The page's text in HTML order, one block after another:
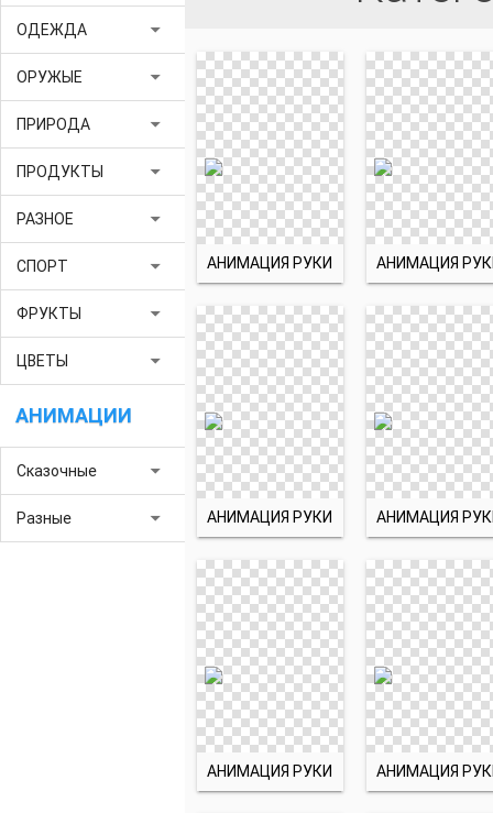
ОДЕЖДА arrow_drop_down
ОРУЖЫЕ arrow_drop_down
ПРИРОДА arrow_drop_down
ПРОДУКТЫ arrow_drop_down
РАЗНОЕ arrow_drop_down
СПОРТ arrow_drop_down
ФРУКТЫ arrow_drop_down
ЦВЕТЫ arrow_drop_down
АНИМАЦИИ
Сказочные arrow_drop_down
Разные arrow_drop_down
АНИМАЦИЯ РУКИ АНИМАЦИЯ
АНИМАЦИЯ РУКИ АНИМАЦИЯ
АНИМАЦИЯ РУКИ АНИМАЦИЯ